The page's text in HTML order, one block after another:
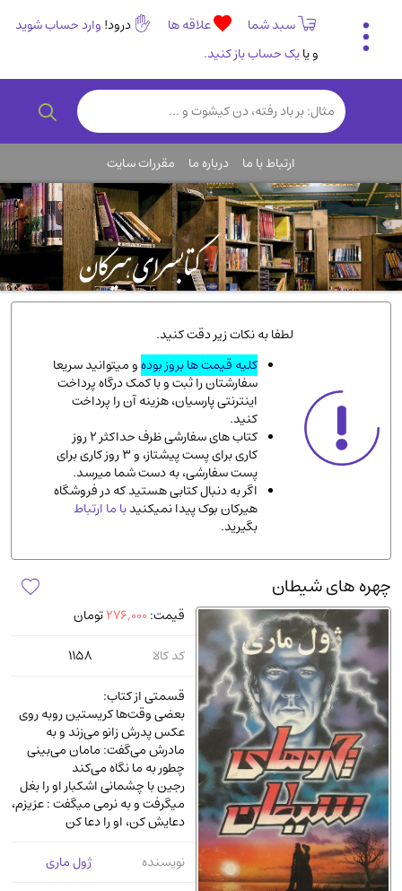
سبد شما علاقه ها درود! وارد حساب شوید
و یایک حساب باز کنید.
تاریخی و فرهنگی
(838)
رمان و داستان ایرانی(307)
روانشناسی(357)
انگلیسی و زبان خارجی(14)
کودکان و نوجوانان(76)
کتب نادر و کمیاب(19)
روانشناسی(112)
طب گیاهی و سنتی(45)
فلسفه و جامعه شناسی(151)
ادبیات و شعر
ادیان و مذاهب
دانشگاهی و آموزشی
اقتصادی، بازاریابی و مالی(57)
پزشکی(140)
کامپیوتر و نرم افزار(13)
ورزشی و تربیت بدنی(34)
آشپزی و خوراکی(25)
سرگرمی و بازی(7)
سیاسی(116)
رمان و داستان خارجی(489)
حقوقی و قانون(47)
کتاب های مصور رنگی و گلاسه(23)
عرفانی و سلوک(45)
الکترونیک(11)
دایره المعارف و فرهنگ(13)
ارتباط با ما درباره ما مقررات سایت
لطفا به نکات زیر دقت کنید.
کلیه قیمت ها بروز بودهو میتوانید سریعا
سفارشتان را ثبت و با کمک درگاه پرداخت
اینترنتی پارسیان، هزینه آن را پرداخت
کنید.
کتاب های سفارشی ظرف حداکثر 2 روز
کاری برای پست پیشتاز، و 3 روز کاری برای
پست سفارشی، به دست شما میرسد.
اگر به دنبال کتابی هستید که در فروشگاه
هیرکان بوک پیدا نمیکنیدبا ما ارتباط
بگیرید.
چهره‌ های شیطان
قیمت: 276,000تومان
کد کالا
1158
قسمتی از کتاب:
بعضی وقت‌ها کریستین روبه روی
عکس پدرش زانو می‌زند و به
مادرش می‌گفت: مامان می‌بینی
چطور به ما نگاه می‌کند
رجین با چشمانی اشکبار او را بغل
میگرفت و به نرمی میگفت : عزیزم،
دعایش کن، او را دعا کن
نویسنده
ژول ماری